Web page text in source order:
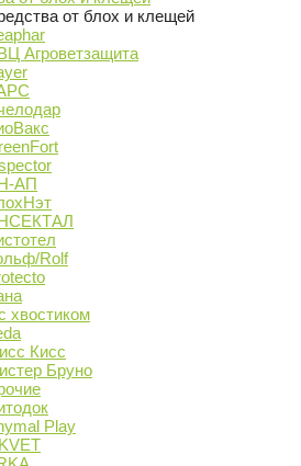
от блох и клещей
Агроветзащита
АП
Rolf
хвостиком
Кисс
Бруно
Play